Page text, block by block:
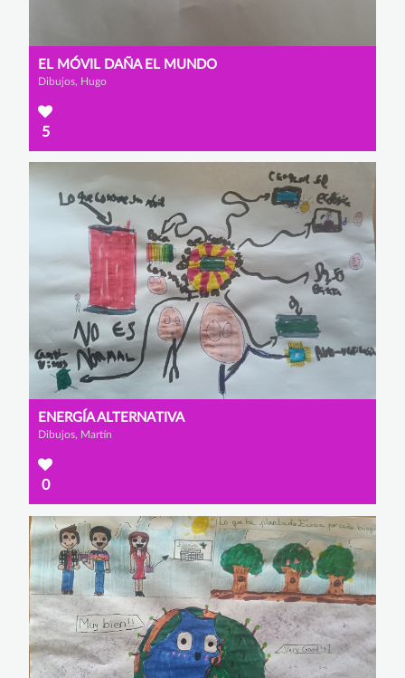
EL MÓVIL DAÑA EL MUNDO
Dibujos, Hugo
5
ENERGÍA ALTERNATIVA
Dibujos, Martín
0